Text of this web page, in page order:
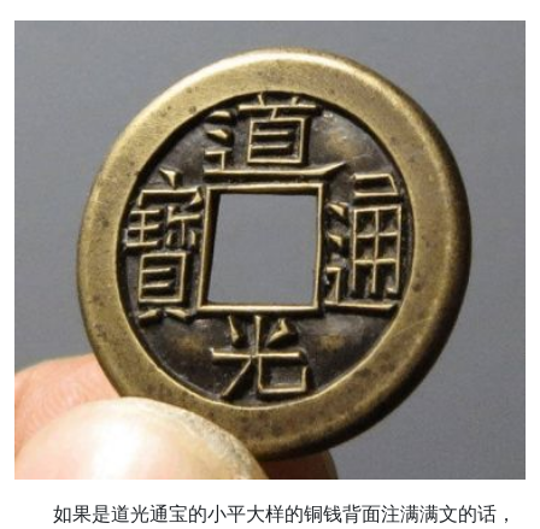
如果是道光通宝的小平大样的铜钱背面注满满文的话，